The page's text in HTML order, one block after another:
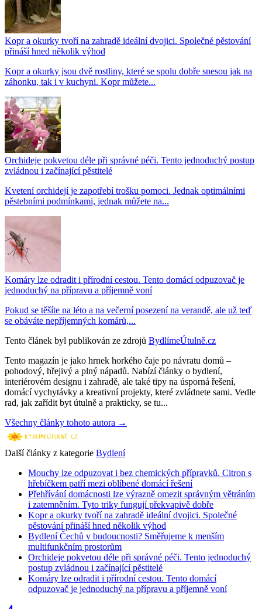
Kopr a okurky tvoří na zahradě ideální dvojici. Společné pěstování
přináší hned několik výhod
Kopr a okurky jsou dvě rostliny, které se spolu dobře snesou jak na
záhonku, tak i v kuchyni. Kopr můžete...
Orchideje pokvetou déle při správné péči. Tento jednoduchý postup
zvládnou i začínající pěstitelé
Kvetení orchidejí je zapotřebí trošku pomoci. Jednak optimálními
pěstebními podmínkami, jednak můžete na...
Komáry lze odradit i přírodní cestou. Tento domácí odpuzovač je
jednoduchý na přípravu a příjemně voní
Pokud se těšíte na léto a na večerní posezení na verandě, ale už teď
se obáváte nepříjemných komárů,...
Tento článek byl publikován ze zdrojů BydlímeÚtulně.cz
Tento magazín je jako hrnek horkého čaje po návratu domů –
pohodový, hřejivý a plný nápadů. Nabízí články o bydlení,
interiérovém designu i zahradě, ale také tipy na úsporná řešení,
domácí vychytávky a kreativní projekty, které zvládnete sami. Vedle
rad, jak zařídit byt útulně a prakticky, se tu...
Všechny články tohoto autora →
Další články z kategorie Bydlení
Mouchy lze odpuzovat i bez chemických přípravků. Citron s
hřebíčkem patří mezi oblíbené domácí řešení
Přehřívání domácnosti lze výrazně omezit správným větráním
i zatemněním. Tyto triky fungují překvapivě dobře
Kopr a okurky tvoří na zahradě ideální dvojici. Společné
pěstování přináší hned několik výhod
Bydlení Čechů v budoucnosti? Směřujeme k menším
multifunkčním prostorům
Orchideje pokvetou déle při správné péči. Tento jednoduchý
postup zvládnou i začínající pěstitelé
Komáry lze odradit i přírodní cestou. Tento domácí
odpuzovač je jednoduchý na přípravu a příjemně voní